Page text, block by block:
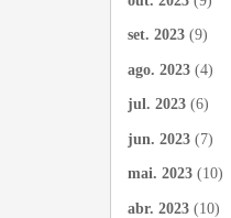
set. 2023 (9)
ago. 2023 (4)
jul. 2023 (6)
jun. 2023 (7)
mai. 2023 (10)
abr. 2023 (10)